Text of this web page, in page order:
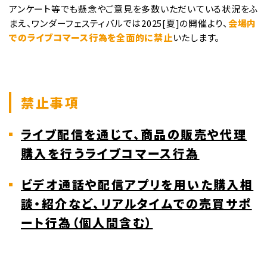
アンケート等でも懸念やご意見を多数いただいている状況をふ
まえ、ワンダーフェスティバルでは2025[夏]の開催より、 会場内
でのライブコマース行為を全面的に禁止いたします。
禁止事項
ライブ配信を通じて、商品の販売や代理
購入を行うライブコマース行為
ビデオ通話や配信アプリを用いた購入相
談・紹介など、リアルタイムでの売買サポ
ート行為（個人間含む）